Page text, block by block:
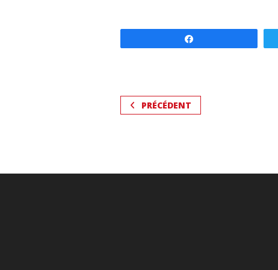
PRÉCÉDENT